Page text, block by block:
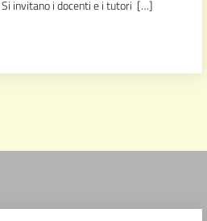
invitano i docenti e i tutori […]